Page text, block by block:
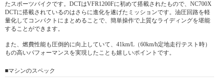
たスポーツバイクです。DCTはVFR1200Fに初めて搭載されたもので、NC700X
DCTに搭載されているのはさらに進化を遂げたミッションです。油圧回路を軽
量化してコンパクトにまとめることで、簡単操作で上質なライディングを堪能
することができます。
また、燃費性能も圧倒的に向上していて、41km/L（60km/h定地走行テスト時）
もの高いパフォーマンスを実現したことも嬉しいポイントです。
■マシンのスペック